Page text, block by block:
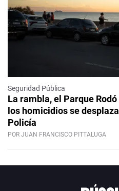
Seguridad Pública
La rambla, el Parque
los homicidios se
Policía
POR JUAN FRANCISCO PITTALUGA